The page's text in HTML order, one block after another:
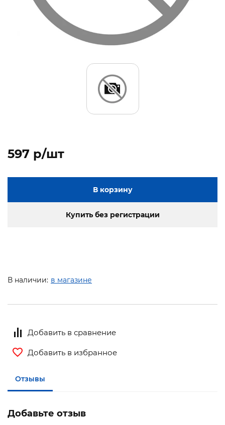
597 p/шт
В корзину
Купить без регистрации
В наличии: в магазине
Добавить в сравнение
Добавить в избранное
Отзывы
Добавьте отзыв